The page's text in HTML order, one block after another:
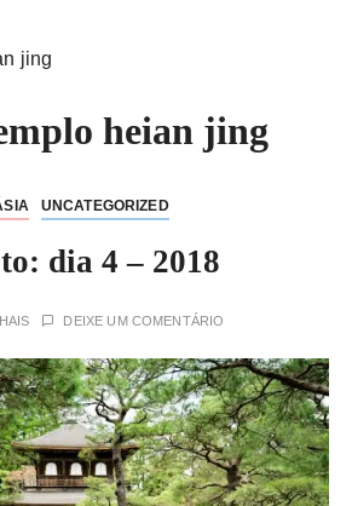
jing
heian jing
UNCATEGORIZED
dia 4 – 2018
DEIXE UM COMENTÁRIO